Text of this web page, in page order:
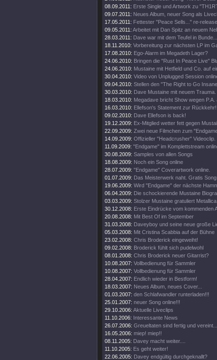
08.09.2011: Erste Single und Artwork zu
09.07.2011: Neues Album, neuer Song als
17.05.2011: Fettester "Peace Sells..." re-
09.05.2011: Arbeitet mit Dan Spitz an neuem
28.03.2011: Dave war mit dem Teufel in Bunde...
18.11.2010: Vorbereitung zur nächsten LP im
17.08.2010: Ego-Alarm im Megadeth Lager?
24.06.2010: Bringen die "Rust In Peace Live"
24.06.2010: Mustaine mit Hetfield und Co. auf
30.04.2010: Video von Unplugged Session
09.04.2010: Stellen den "The Right to Go
30.03.2010: Dave Mustaine mit neuem Trauma.
18.03.2010: Megadave bricht Show wegen P.A.
16.03.2010: Ellefson's Statement zur Rückkehr!
09.02.2010: Dave Ellefson is back!
19.12.2009: Ex-Mitglied wetter fett gegen
22.09.2009: Zwei neue Filmchen zum
14.09.2009: Offizieller "Headcrusher" Videoclip.
11.09.2009: "Endgame" im Komplettstream
30.08.2009: Samples von allen Songs
18.08.2009: Noch ein Song online
28.07.2009: "Endgame" Coverartwork online.
01.07.2009: Das Meisterwerk naht. Gratis
19.06.2009: Wird "Endgame" der nächste
06.04.2009: Die schockierende Mustaine
03.03.2009: Stolzer Mustaine gratuliert
30.12.2008: Erste Eindrücke vom kommenden
20.08.2008: Mit Best Of im September
31.03.2008: Daveyboy und seine neue große
05.03.2008: Mit Cristina Scabbia auf der Bühne
23.02.2008: Chris Broderick eingeweiht!
09.02.2008: Broderick fühlt sich pudelwohl
08.01.2008: Chris Broderick neuer Gitarrist?
10.08.2007: Vollbedienung für Sammler
10.08.2007: Vollbedienung für Sammler
28.04.2007: Endlich wieder in Bestform!
18.03.2007: Neues Album, neues Cover...
01.03.2007: den Schlafwandler runterladen!!!
25.01.2007: neuer Song online!!!
29.10.2006: Aktuelle Liveclips
11.10.2006: Interessante News
26.07.2006: Greueltaten sind fertig und vereint...
16.05.2006: miep! miep!!
08.11.2005: Davey macht weiter....
11.10.2005: Es geht weiter!
22.06.2005: Davey endgültig durchgeknallt?